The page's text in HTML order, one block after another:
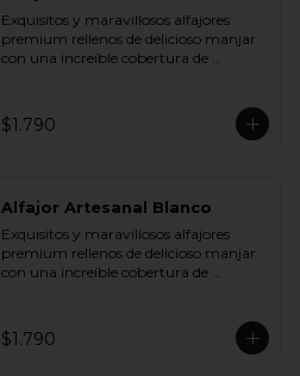
Plátano Chips y Cranberries
- Chocolate Leche 35% Cacao con
Almendras y Nibs de Cacao
- Chocolate Leche 35% Cacao con Maní
Semillas de Zapallo y Quinoa
- Chocolate Bitter 55% Cacao con Maní
Exquisitos y maravillosos alfajores
premium rellenos de delicioso manjar
con una increíble cobertura de
$1.790
Alfajor Artesanal Blanco
Exquisitos y maravillosos alfajores
premium rellenos de delicioso manjar
con una increíble cobertura de
queremos.
$1.790